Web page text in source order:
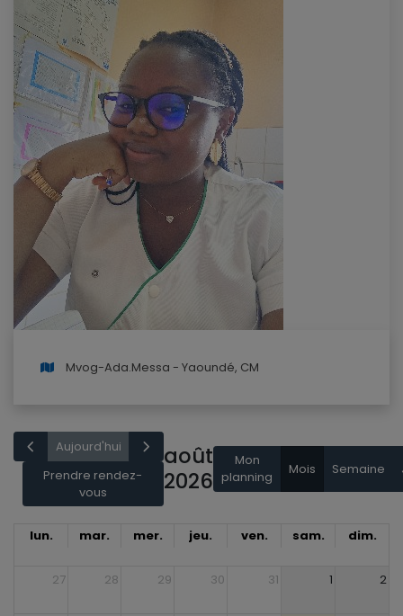
Mvog-Ada.Messa - Yaoundé, CM
Aujourd'hui
Prendre rendez-
vous
août
2026
Mon
planning
Mois Semaine
lun. mar. mer. jeu. ven. sam. dim.
27 28 29 30 31 1 2